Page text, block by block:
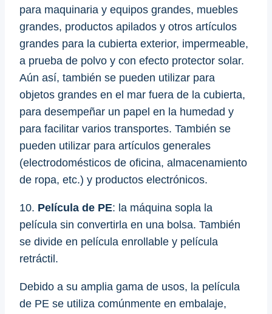
para maquinaria y equipos grandes, muebles
grandes, productos apilados y otros artículos
grandes para la cubierta exterior, impermeable,
a prueba de polvo y con efecto protector solar.
Aún así, también se pueden utilizar para
objetos grandes en el mar fuera de la cubierta,
para desempeñar un papel en la humedad y
para facilitar varios transportes. También se
pueden utilizar para artículos generales
(electrodomésticos de oficina, almacenamiento
de ropa, etc.) y productos electrónicos.
10. Película de PE: la máquina sopla la
película sin convertirla en una bolsa. También
se divide en película enrollable y película
retráctil.
Debido a su amplia gama de usos, la película
de PE se utiliza comúnmente en embalaje,